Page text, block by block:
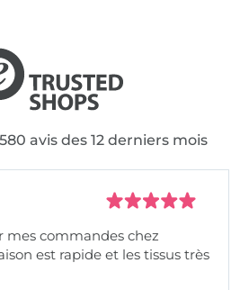
avis des 12 derniers mois
mes commandes chez
est rapide et les tissus très